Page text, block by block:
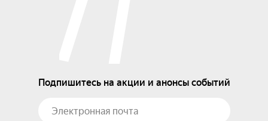
Подпишитесь на акции и анонсы событий